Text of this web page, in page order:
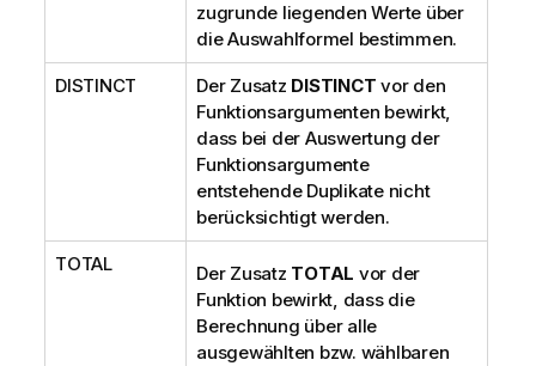
zugrunde liegenden Werte über
die Auswahlformel bestimmen.
DISTINCT Der Zusatz DISTINCT vor den
Funktionsargumenten bewirkt,
dass bei der Auswertung der
Funktionsargumente
entstehende Duplikate nicht
berücksichtigt werden.
TOTAL Der Zusatz TOTAL vor der
Funktion bewirkt, dass die
Berechnung über alle
ausgewählten bzw. wählbaren